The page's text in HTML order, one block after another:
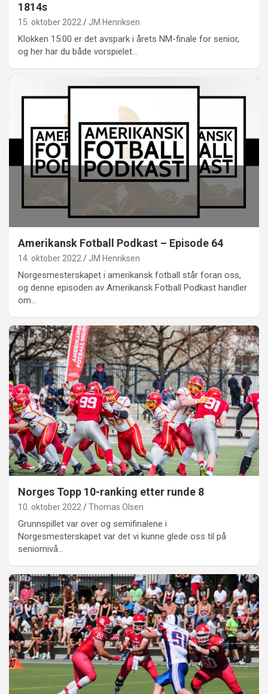
1814s
15. oktober 2022 JM Henriksen
Klokken 15:00 er det avspark i årets NM-finale for senior,
og her har du både vorspielet…
Amerikansk Fotball Podkast – Episode 64
14. oktober 2022 JM Henriksen
Norgesmesterskapet i amerikansk fotball står foran oss,
og denne episoden av Amerikansk Fotball Podkast handler
om…
Norges Topp 10-ranking etter runde 8
10. oktober 2022 Thomas Olsen
Grunnspillet var over og semifinalene i
Norgesmesterskapet var det vi kunne glede oss til på
seniornivå…